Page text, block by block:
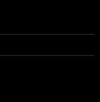
l’astrophotographe